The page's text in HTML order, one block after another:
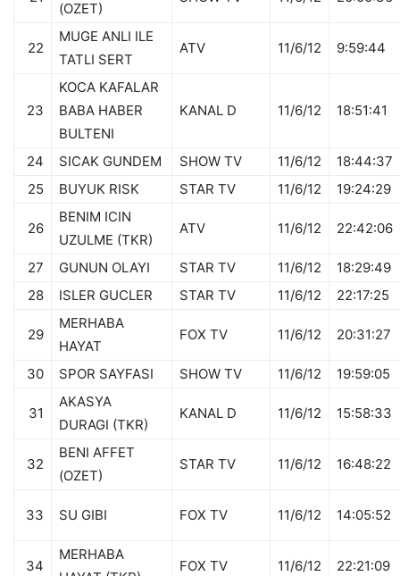
(OZET)
22
MUGE ANLI ILE
TATLI SERT
ATV 11/6/12 9:59:44
23
KOCA KAFALAR
BABA HABER
BULTENI
KANAL D 11/6/12 18:51:41
24 SICAK GUNDEM SHOW TV 11/6/12
18:44:37
25
BUYUK RISK STAR TV 11/6/12 19:24:29
26
BENIM ICIN
UZULME (TKR)
ATV 11/6/12 22:42:06
27 GUNUN OLAYI STAR TV 11/6/12
18:29:49
28
ISLER GUCLER STAR TV 11/6/12 22:17:25
29
MERHABA
HAYAT
FOX TV 11/6/12 20:31:27
30 SPOR SAYFASI SHOW TV 11/6/12 19:59:05
31
AKASYA
DURAGI (TKR)
KANAL D 11/6/12 15:58:33
32
BENI AFFET
(OZET)
STAR TV 11/6/12 16:48:22
33 SU GIBI FOX TV 11/6/12 14:05:52
34
MERHABA
FOX TV 11/6/12 22:21:09